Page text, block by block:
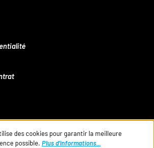
des cookies pour garantir la meilleure
possible. Plus d'informations...